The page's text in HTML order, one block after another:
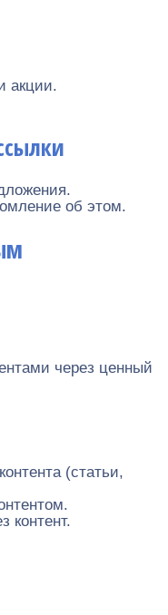
акции.
об этом.
через ценный
(статьи,
контент.